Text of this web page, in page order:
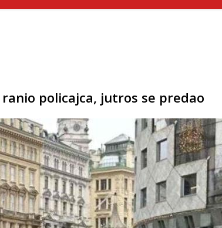
policajca, jutros se predao